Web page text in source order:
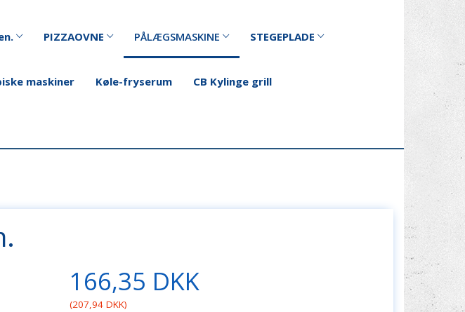
PIZZAOVNE PÅLÆGSMASKINE STEGEPLADE
maskiner Køle-fryserum CB Kylinge grill
166,35 DKK
(207,94 DKK)